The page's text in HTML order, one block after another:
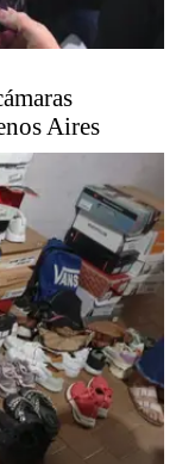
Aires